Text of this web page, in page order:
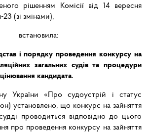
рішенням Комісії від 14 вересня
(зі змінами),
встановила:
і порядку проведення конкурсу на
загальних судів та процедури
кандидата.
України «Про судоустрій і статус
установлено, що конкурс на зайняття
проводиться відповідно до цього
про проведення конкурсу на зайняття